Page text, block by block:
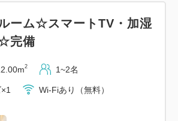
ルがございます）
拠点におすすめ☆彡♪
ネット無料(有線LAN接続＆WiFi対
ーム☆スマートTV・加湿
完備
2 1~2名
Wi-Fiあり（無料）